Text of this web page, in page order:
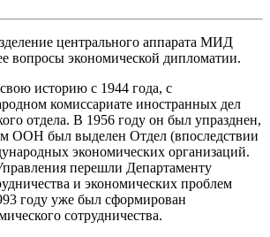
центрального аппарата МИД
вопросы экономической дипломатии.
историю с 1944 года, с
комиссариате иностранных дел
отдела. В 1956 году он был упразднен,
ООН был выделен Отдел (впоследствии
экономических организаций.
перешли Департаменту
и экономических проблем
году уже был сформирован
сотрудничества.